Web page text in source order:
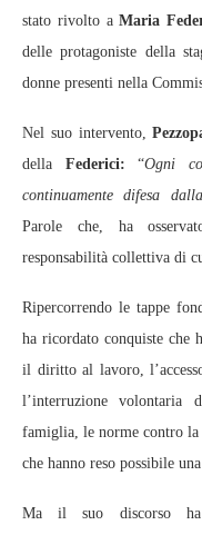
stato rivolto aMaria
delle protagoniste della
donne presenti nella
Nel suo intervento,
della Federici: “Ogni
continuamente difesa
Parole che, ha
responsabilità collettiva di
Ripercorrendo le tappe
ha ricordato conquiste che
il diritto al lavoro,
l’interruzione
famiglia, le norme contro
che hanno reso possibile
Ma il suo discorso ha